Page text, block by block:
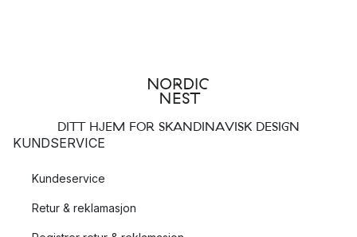
DITT HJEM FOR SKANDINAVISK DESIGN
KUNDSERVICE
Kundeservice
Retur & reklamasjon